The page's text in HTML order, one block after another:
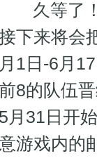
久等了！
下来将会
月1日-6月
8的队伍
5月31日开
游戏内的